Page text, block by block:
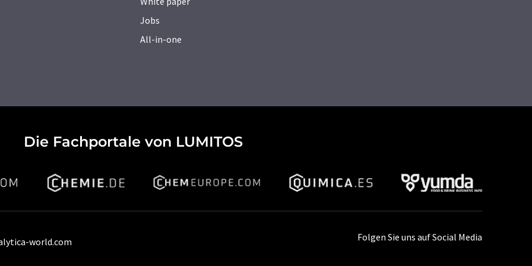
Jobs
All-in-one
Die Fachportale von LUMITOS
world.com Folgen Sie uns auf Social Media